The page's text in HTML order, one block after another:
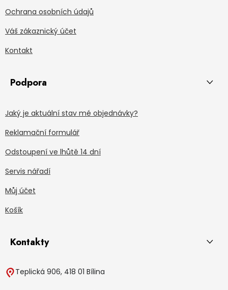
Ochrana osobních údajů
Váš zákaznický účet
Kontakt
Podpora
Jaký je aktuální stav mé objednávky?
Reklamační formulář
Odstoupení ve lhůtě 14 dní
Servis nářadí
Můj účet
Košík
Kontakty
Teplická 906, 418 01 Bílina